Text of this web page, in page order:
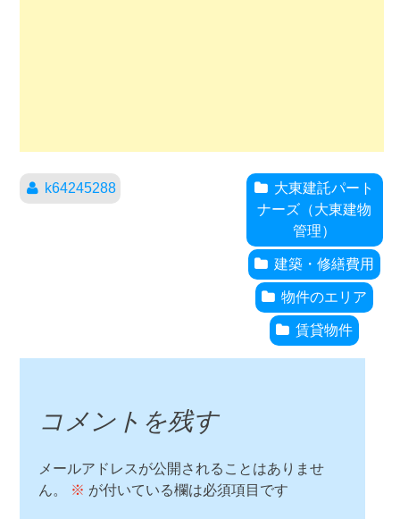
k64245288
大東建託パート
ナーズ（大東建物
管理）
建築・修繕費用
物件のエリア
賃貸物件
コメントを残す
メールアドレスが公開されることはありませ
ん。
※ が付いている欄は必須項目です